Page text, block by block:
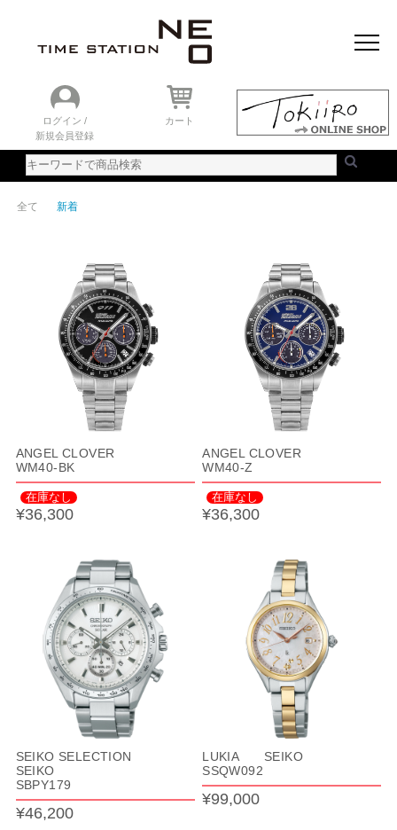
ログイン /
新規会員登録
カート
全て 新着
ANGEL CLOVER
WM40-BK
在庫なし
¥36,300
ANGEL CLOVER
WM40-Z
在庫なし
¥36,300
SEIKO SELECTION
SEIKO
SBPY179
¥46,200
LUKIA SEIKO
SSQW092
¥99,000
おすすめアイテム
ニュース＆トピック
時計を探す
ランキング
ご利用ガイド